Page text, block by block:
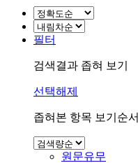
필터
검색결과 좁혀 보기
선택해제
좁혀본 항목 보기순서
원문유무